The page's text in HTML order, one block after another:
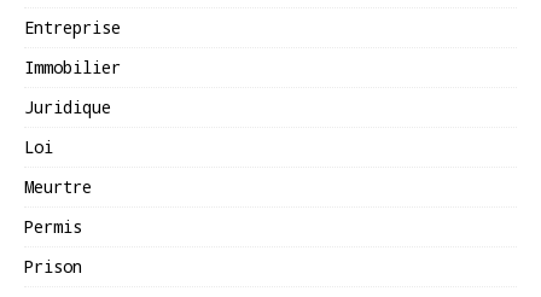
Entreprise
Immobilier
Juridique
Loi
Meurtre
Permis
Prison